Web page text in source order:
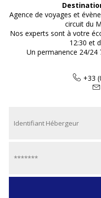
Agence de voyages et
circuit du
Nos experts sont à votre
12:30 et
Un permanence 24/24
+33